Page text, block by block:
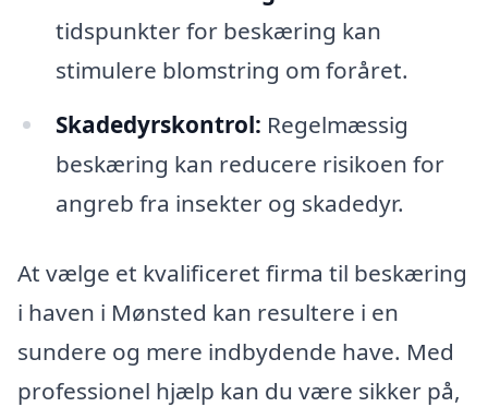
tidspunkter for beskæring kan
stimulere blomstring om foråret.
Skadedyrskontrol: Regelmæssig
beskæring kan reducere risikoen for
angreb fra insekter og skadedyr.
At vælge et kvalificeret firma til beskæring
i haven i Mønsted kan resultere i en
sundere og mere indbydende have. Med
professionel hjælp kan du være sikker på,